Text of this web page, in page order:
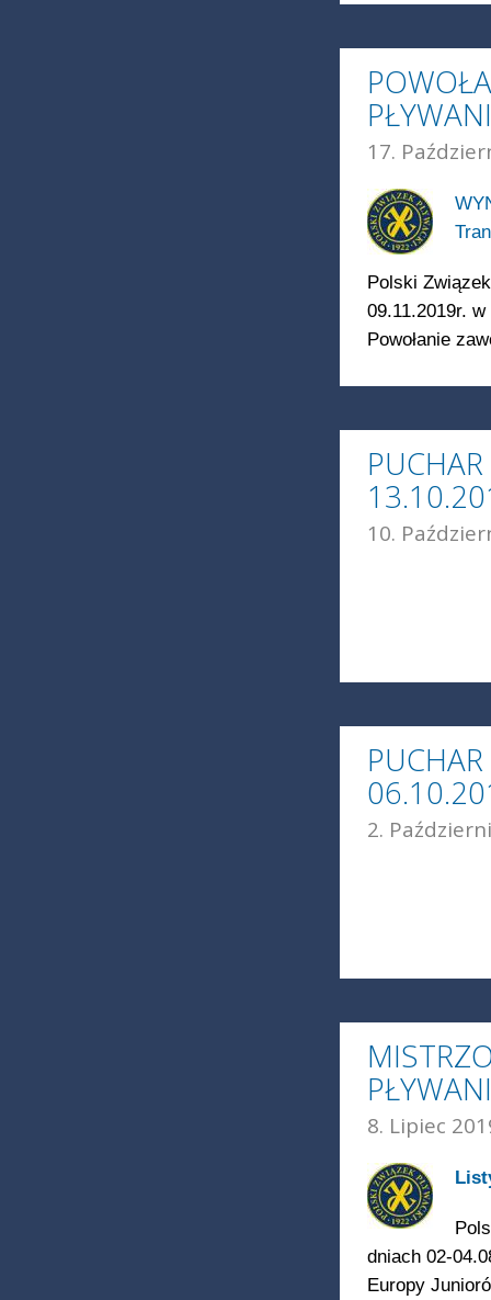
17.
Polski
09.11.2019r.
Powołanie
10.
2.
8. Lipiec
dniach 02-
Europy